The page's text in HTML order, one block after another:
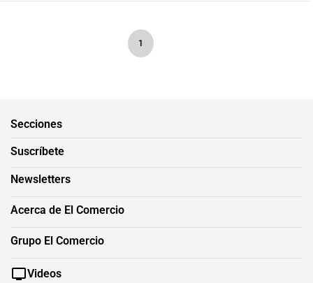
1
Secciones
Suscríbete
Newsletters
Acerca de El Comercio
Grupo El Comercio
Videos